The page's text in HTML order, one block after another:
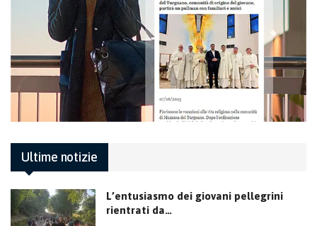
Ultime notizie
L’entusiasmo dei giovani pellegrini
rientrati da…